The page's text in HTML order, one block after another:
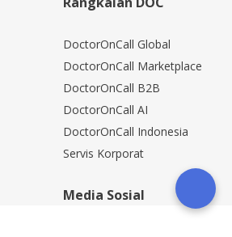
DoctorOnCall Global
DoctorOnCall Marketplace
DoctorOnCall B2B
DoctorOnCall AI
DoctorOnCall Indonesia
Servis Korporat
Media Sosial